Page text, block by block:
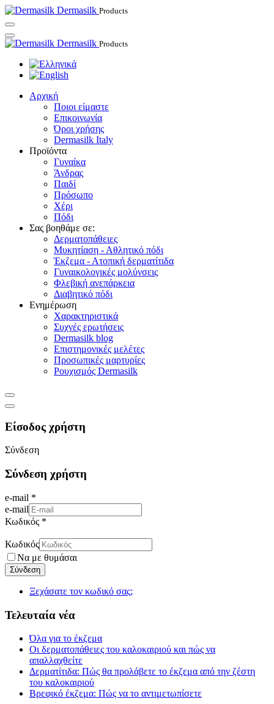
Dermasilk Products
Dermasilk Products
Αρχική
Ποιοι είμαστε
Επικοινωνία
Όροι χρήσης
Dermasilk Italy
Προϊόντα
Γυναίκα
Άνδρας
Παιδί
Πρόσωπο
Χέρι
Πόδι
Σας βοηθάμε σε:
Δερματοπάθειες
Μυκητίαση - Αθλητικό πόδι
Έκζεμα - Ατοπική δερματίτιδα
Γυναικολογικές μολύνσεις
Φλεβική ανεπάρκεια
Διαβητικό πόδι
Ενημέρωση
Χαρακτηριστικά
Συχνές ερωτήσεις
Dermasilk blog
Επιστημονικές μελέτες
Προσωπικές μαρτυρίες
Ρουχισμός Dermasilk
Είσοδος χρήστη
Σύνδεση
Σύνδεση χρήστη
e-mail *
e-mail
Κωδικός *
Κωδικός
Να με θυμάσαι
Ξεχάσατε τον κωδικό σας;
Τελευταία νέα
Όλα για το έκζεμα
Οι δερματοπάθειες του καλοκαιριού και πώς να
απαλλαχθείτε
Δερματίτιδα: Πώς θα προλάβετε το έκζεμα από την ζέστη
του καλοκαιριού
Βρεφικό έκζεμα: Πώς να το αντιμετωπίσετε